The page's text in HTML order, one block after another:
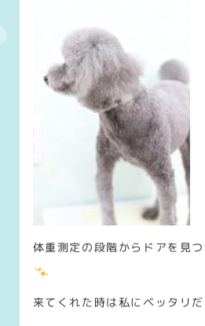
体重測定の段階からドアを見
来てくれた時は私にベッタリ